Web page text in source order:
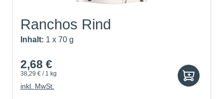
Ranchos Rind
Inhalt: 1 x 70 g
2,68 €
38,29 € / 1 kg
inkl. MwSt.